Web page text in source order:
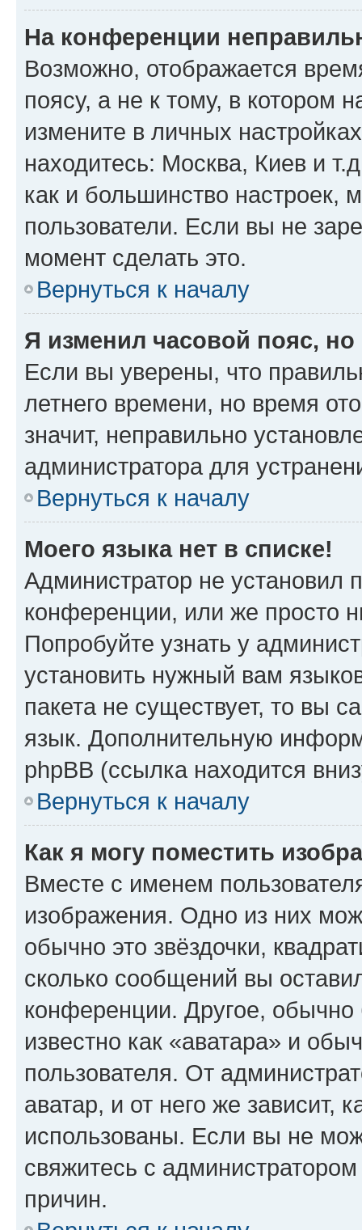
На конференции
Возможно, отображается
поясу, а не к тому, в котором
измените в личных
находитесь: Москва, Киев и
как и большинство настроек,
пользователи. Если вы не
момент сделать это.
Вернуться к началу
Я изменил часовой пояс,
Если вы уверены, что
летнего времени, но время
значит, неправильно
администратора для
Вернуться к началу
Моего языка нет в списке!
Администратор не установил
конференции, или же просто
Попробуйте узнать у
установить нужный вам
пакета не существует, то вы
язык. Дополнительную
phpBB (ссылка находится
Вернуться к началу
Как я могу поместить
Вместе с именем
изображения. Одно из них
обычно это звёздочки,
сколько сообщений вы
конференции. Другое,
известно как «аватара» и
пользователя. От
аватар, и от него же зависит,
использованы. Если вы не
свяжитесь с
причин.